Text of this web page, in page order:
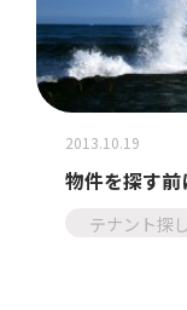
2013.10.19
物件を探す
テナント探